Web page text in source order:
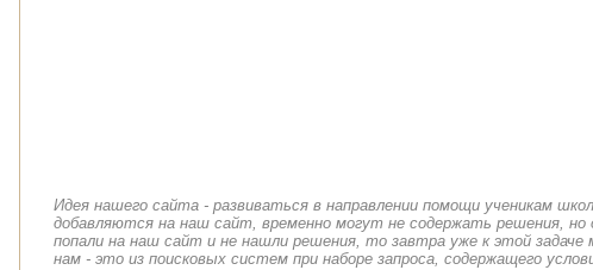
Идея нашего сайта - развиваться в направлении помощи ученикам
добавляются на наш сайт, временно могут не содержать решения,
попали на наш сайт и не нашли решения, то завтра уже к этой
нам - это из поисковых систем при наборе запроса, содержащего